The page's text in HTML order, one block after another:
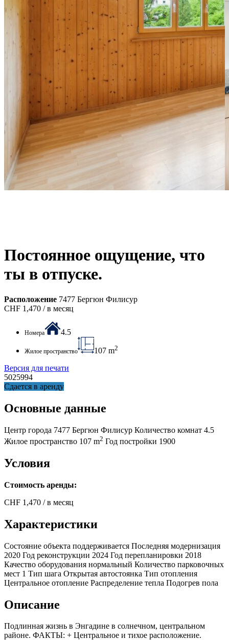
Постоянное ощущение, что
ты в отпуске.
Расположение 7477 Бергюн Филисур
CHF 1,470 / в месяц
Номера 4.5
Жилое пространство 107 m2
Версия для печати
5025994
Сдается в аренду
Основные данные
Центр города 7477 Бергюн Филисур Количество комнат 4.5
Жилое пространство 107 m2 Год постройки 1900
Условия
Стоимость аренды:
CHF 1,470 / в месяц
Характеристики
Состояние объекта поддерживается Последняя модернизация
2020 Год реконструкции 2024 Год перепланировки 2018
Качество оборудования нормальный Количество парковочных
мест 1 Тип шага Открытая автостоянка Тип отопления
Центральное отопление Распределение тепла Подогрев пола
Описание
Подлинная жизнь в Энгадине в солнечном, центральном
районе. ФАКТЫ: + Центральное и тихое расположение.